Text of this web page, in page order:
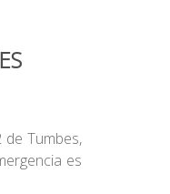
Tumbes,
es